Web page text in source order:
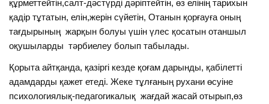
құрметтейтін,салт-дәстүрді дәріптейтін, өз елінің тарихын
қадір тұтатын, елін,жерін сүйетін, Отанын қорғауға оның
тағдырының жарқын болуы үшін үлес қосатын отаншыл
оқушыларды тәрбиелеу болып табылады.
Қорыта айтқанда, қазіргі кезде қоғам дарынды, қабілетті
адамдарды қажет етеді. Жеке тұлғаның рухани өсуіне
психологиялық-педагогикалық жағдай жасай отырып,өз